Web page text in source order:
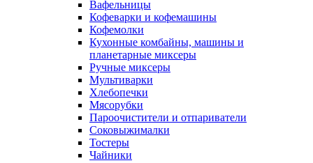
Вафельницы
Кофеварки и кофемашины
Кофемолки
Кухонные комбайны, машины и
планетарные миксеры
Ручные миксеры
Мультиварки
Хлебопечки
Мясорубки
Пароочистители и отпариватели
Соковыжималки
Тостеры
Чайники